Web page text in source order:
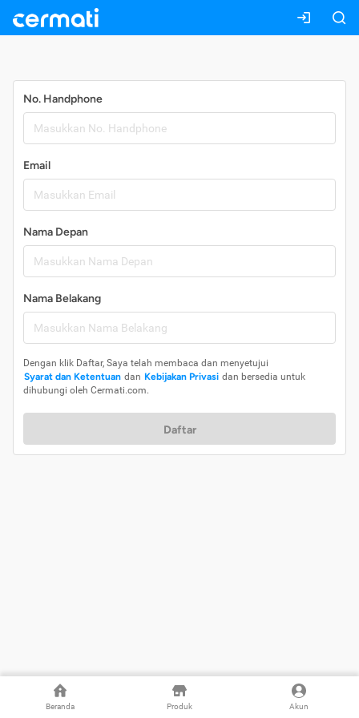
Beranda Produk Akun
No. Handphone
Email
Nama Depan
Nama Belakang
Dengan klik Daftar, Saya telah membaca dan menyetujui
Syarat dan Ketentuan dan Kebijakan Privasi dan bersedia untuk
dihubungi oleh Cermati.com.
Daftar